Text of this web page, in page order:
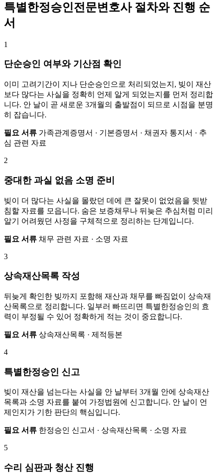
특별한정승인전문변호사 절차와 진행 순
서
1
단순승인 여부와 기산점 확인
이미 고려기간이 지나 단순승인으로 처리되었는지, 빚이 재산
보다 많다는 사실을 정확히 언제 알게 되었는지를 먼저 정리합
니다. 안 날이 곧 새로운 3개월의 출발점이 되므로 시점을 분명
히 잡습니다.
필요 서류 가족관계증명서 · 기본증명서 · 채권자 통지서 · 추
심 관련 자료
2
중대한 과실 없음 소명 준비
빚이 더 많다는 사실을 몰랐던 데에 큰 잘못이 없었음을 뒷받
침할 자료를 모읍니다. 숨은 보증채무나 뒤늦은 추심처럼 미리
알기 어려웠던 사정을 구체적으로 정리하는 단계입니다.
필요 서류 채무 관련 자료 · 소명 자료
3
상속재산목록 작성
뒤늦게 확인한 빚까지 포함해 재산과 채무를 빠짐없이 상속재
산목록으로 정리합니다. 일부러 빠뜨리면 특별한정승인의 효
력이 부정될 수 있어 정확하게 적는 것이 중요합니다.
필요 서류 상속재산목록 · 제적등본
4
특별한정승인 신고
빚이 재산을 넘는다는 사실을 안 날부터 3개월 안에 상속재산
목록과 소명 자료를 붙여 가정법원에 신고합니다. 안 날이 언
제인지가 기한 판단의 핵심입니다.
필요 서류 한정승인 신고서 · 상속재산목록 · 소명 자료
5
수리 심판과 청산 진행